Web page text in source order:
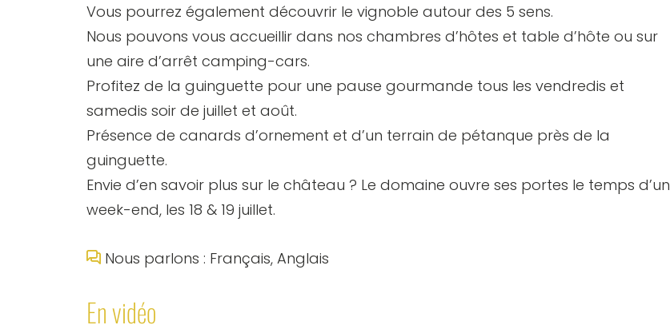
Vous pourrez également découvrir le vignoble autour des 5 sens.
Nous pouvons vous accueillir dans nos chambres d’hôtes et table d’hôte ou sur
une aire d’arrêt camping-cars.
Profitez de la guinguette pour une pause gourmande tous les vendredis et
samedis soir de juillet et août.
Présence de canards d’ornement et d’un terrain de pétanque près de la
guinguette.
Envie d’en savoir plus sur le château ? Le domaine ouvre ses portes le temps d’un
week-end, les 18 & 19 juillet.
Nous parlons : Français, Anglais
En vidéo